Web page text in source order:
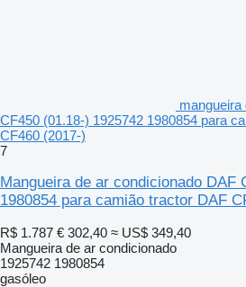
mangueira
CF450 (01.18-) 1925742 1980854 para
CF460 (2017-)
7
Mangueira de ar condicionado DAF
1980854 para camião tractor DAF
R$ 1.787 € 302,40 ≈ US$ 349,40
Mangueira de ar condicionado
1925742 1980854
gasóleo